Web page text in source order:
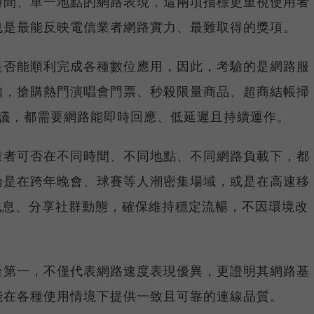
最能反映電信業者網路實力、最難取得的獎項。
能順利完成各種數位應用，因此，考驗的是網路服
搶購熱門演唱會門票、秒殺限量商品、超商結帳掃
都需要網路能即時回應、低延遲且持續運作。
可否在不同時間、不同地點、不同網路負載下，都
在跨年晚會、球賽等人潮密集場域，或是在高速移
、分享社群動態，確保維持穩定流暢，不因環境改
一，不僅代表網路速度表現優異，更證明其網路基
各種使用情境下提供一致且可靠的連線品質。